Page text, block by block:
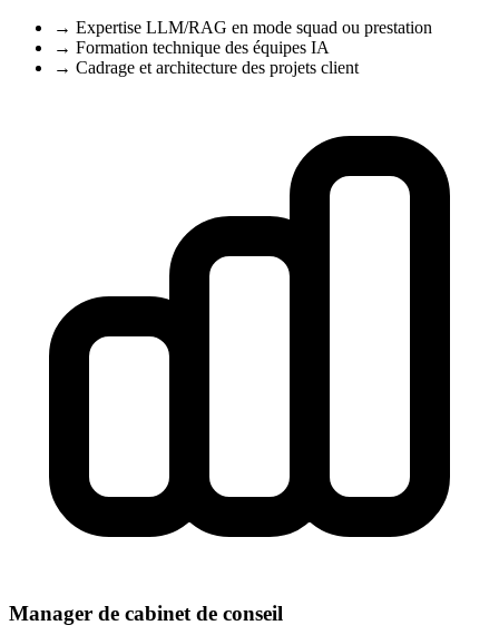
→ Expertise LLM/RAG en mode squad ou prestation
→ Formation technique des équipes IA
→ Cadrage et architecture des projets client
Manager de cabinet de conseil